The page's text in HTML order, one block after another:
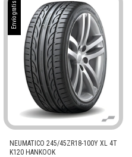
Envío gratis
NEUMATICO 245/45ZR18-100Y XL 4T
K120 HANKOOK